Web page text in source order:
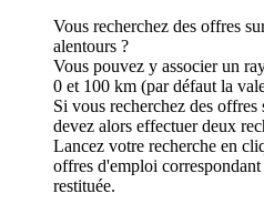
Vous recherchez des offres
alentours ?
Vous pouvez y associer un
0 et 100 km (par défaut la
Si vous recherchez des
devez alors effectuer deux
Lancez votre recherche en
offres d'emploi
restituée.